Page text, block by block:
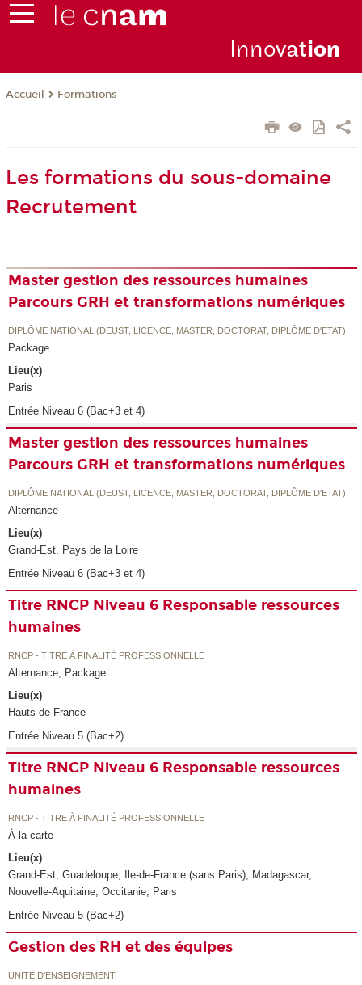
Innovation
Accueil Formations
Les formations du sous-domaine
Recrutement
Master gestion des ressources humaines
Parcours GRH et transformations numériques
DIPLÔME NATIONAL (DEUST, LICENCE, MASTER, DOCTORAT, DIPLÔME D'ETAT)
Package
Lieu(x)
Paris
Entrée Niveau 6 (Bac+3 et 4)
Master gestion des ressources humaines
Parcours GRH et transformations numériques
DIPLÔME NATIONAL (DEUST, LICENCE, MASTER, DOCTORAT, DIPLÔME D'ETAT)
Alternance
Lieu(x)
Grand-Est, Pays de la Loire
Entrée Niveau 6 (Bac+3 et 4)
Titre RNCP Niveau 6 Responsable ressources
humaines
RNCP - TITRE À FINALITÉ PROFESSIONNELLE
Alternance, Package
Lieu(x)
Hauts-de-France
Entrée Niveau 5 (Bac+2)
Titre RNCP Niveau 6 Responsable ressources
humaines
RNCP - TITRE À FINALITÉ PROFESSIONNELLE
À la carte
Lieu(x)
Grand-Est, Guadeloupe, Ile-de-France (sans Paris), Madagascar,
Nouvelle-Aquitaine, Occitanie, Paris
Entrée Niveau 5 (Bac+2)
Gestion des RH et des équipes
UNITÉ D’ENSEIGNEMENT